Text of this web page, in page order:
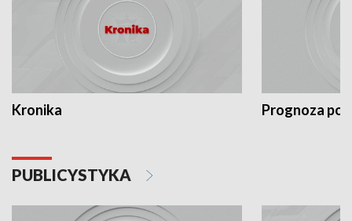
Kronika Prognoza
PUBLICYSTYKA